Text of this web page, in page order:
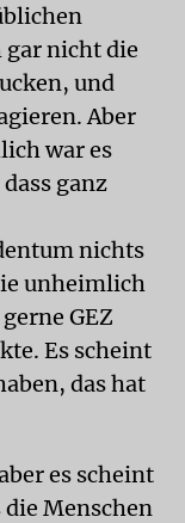
gar nicht die
und
Aber
war es
ganz
nichts
unheimlich
GEZ
Es scheint
das hat
es scheint
Menschen